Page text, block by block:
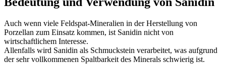
Auch wenn viele Feldspat-Mineralien in der Herstellung von
Porzellan zum Einsatz kommen, ist Sanidin nicht von
wirtschaftlichem Interesse.
Allenfalls wird Sanidin als Schmuckstein verarbeitet, was aufgrund
der sehr vollkommenen Spaltbarkeit des Minerals schwierig ist.